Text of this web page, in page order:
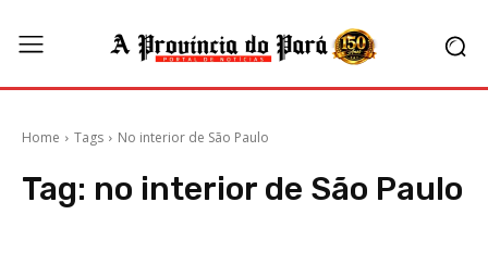
Home Tags No interior de São Paulo
Tag: no interior de São Paulo